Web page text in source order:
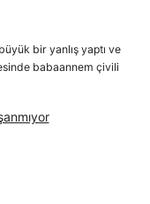
bir yanlış yaptı ve
babaannem çivili